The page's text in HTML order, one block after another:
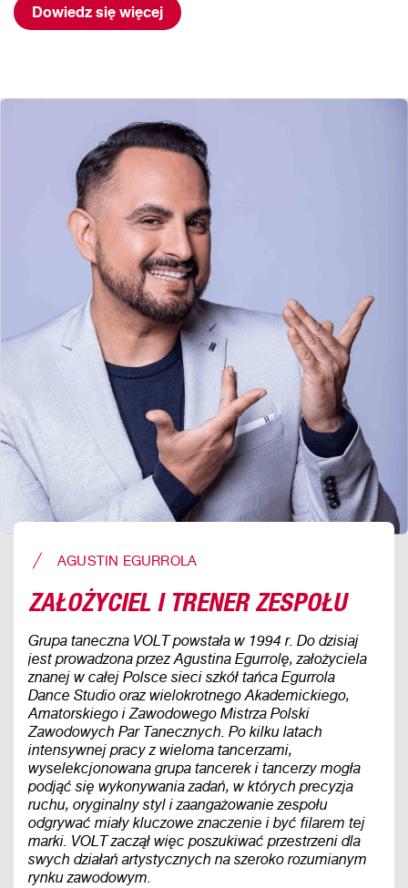
Dowiedz się więcej
AGUSTIN EGURROLA
ZAŁOŻYCIEL I TRENER ZESPOŁU
Grupa taneczna VOLT powstała w 1994 r. Do dzisiaj
jest prowadzona przez Agustina Egurrolę, założyciela
znanej w całej Polsce sieci szkół tańca Egurrola
Dance Studio oraz wielokrotnego Akademickiego,
Amatorskiego i Zawodowego Mistrza Polski
Zawodowych Par Tanecznych. Po kilku latach
intensywnej pracy z wieloma tancerzami,
wyselekcjonowana grupa tancerek i tancerzy mogła
podjąć się wykonywania zadań, w których precyzja
ruchu, oryginalny styl i zaangażowanie zespołu
odgrywać miały kluczowe znaczenie i być filarem tej
marki. VOLT zaczął więc poszukiwać przestrzeni dla
swych działań artystycznych na szeroko rozumianym
rynku zawodowym.